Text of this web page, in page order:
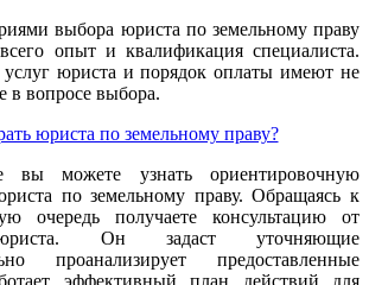
выбора юриста по земельному праву
опыт и квалификация специалиста.
услуг юриста и порядок оплаты имеют не
в вопросе выбора.
юриста по земельному праву?
можете узнать ориентировочную
по земельному праву. Обращаясь к
очередь получаете консультацию от
Он задаст уточняющие
проанализирует предоставленные
эффективный план действий для